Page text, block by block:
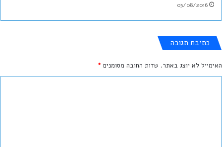
03/08/2016
כתיבת תגובה
האימייל לא יוצג באתר. שדות החובה מסומנים *